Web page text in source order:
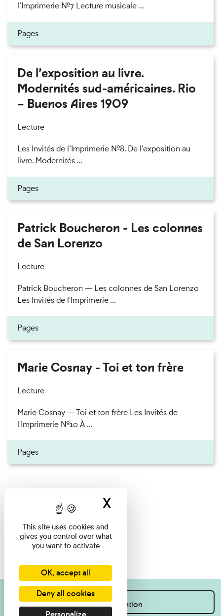
l’Imprimerie n°7 Lecture musicale ...
Pages
De l’exposition au livre.
Modernités sud-américaines. Rio
– Buenos Aires 1909
Lecture
Les Invités de l’Imprimerie n°8. De l’exposition au
livre. Modernités ...
Pages
Patrick Boucheron - Les colonnes
de San Lorenzo
Lecture
Patrick Boucheron — Les colonnes de San Lorenzo
Les Invités de l'Imprimerie ...
Pages
Marie Cosnay - Toi et ton frère
Lecture
Marie Cosnay — Toi et ton frère Les Invités de
l'Imprimerie n°10 À ...
Pages
I want information
This site uses cookies and
gives you control over what
you want to activate
OK, accept all
Deny all cookies
X